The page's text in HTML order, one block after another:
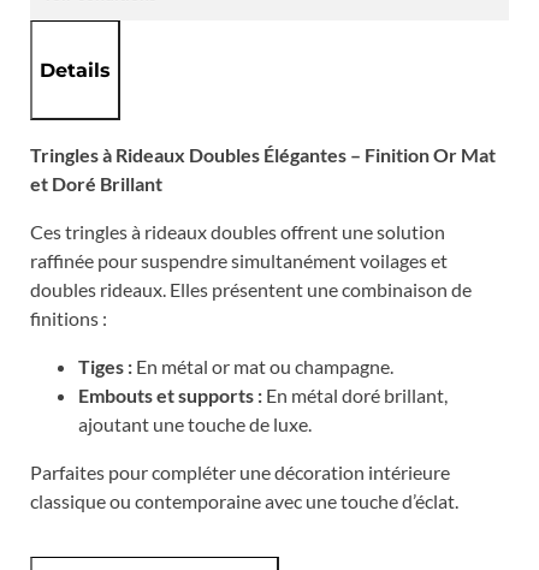
Details
Tringles à Rideaux Doubles Élégantes – Finition Or Mat
et Doré Brillant
Ces tringles à rideaux doubles offrent une solution
raffinée pour suspendre simultanément voilages et
doubles rideaux. Elles présentent une combinaison de
finitions :
Tiges : En métal or mat ou champagne.
Embouts et supports : En métal doré brillant,
ajoutant une touche de luxe.
Parfaites pour compléter une décoration intérieure
classique ou contemporaine avec une touche d’éclat.